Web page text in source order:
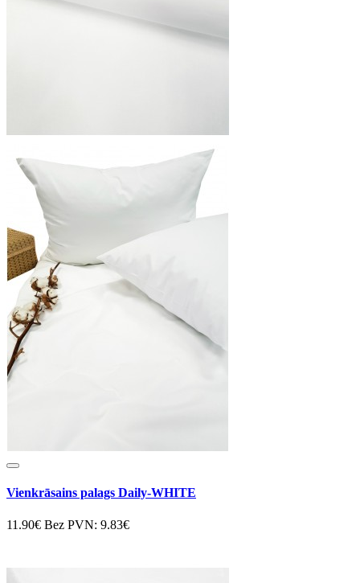
Vienkrāsains palags Daily-WHITE
11.90€ Bez PVN: 9.83€